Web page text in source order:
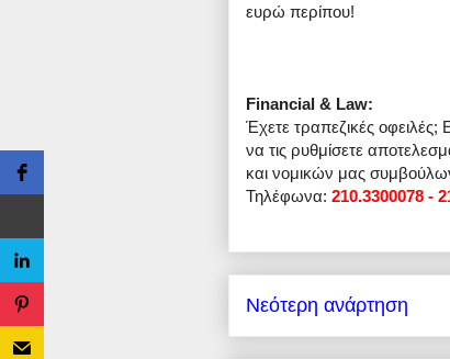
ευρώ περίπου!
Financial & Law:
Έχετε τραπεζικές
να τις ρυθμίσετε
και νομικών μας
Τηλέφωνα: 210.3300078 -
Νεότερη ανάρτηση